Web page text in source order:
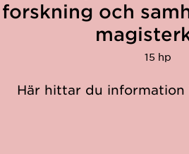
forskning och
15 hp
Här hittar du